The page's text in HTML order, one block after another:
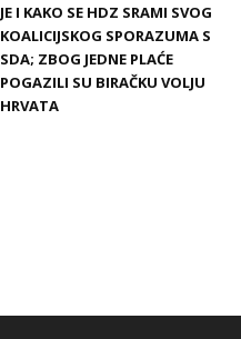
JE I KAKO SE HDZ SRAMI SVOG
KOALICIJSKOG SPORAZUMA S
SDA; ZBOG JEDNE PLAĆE
POGAZILI SU BIRAČKU VOLJU
HRVATA